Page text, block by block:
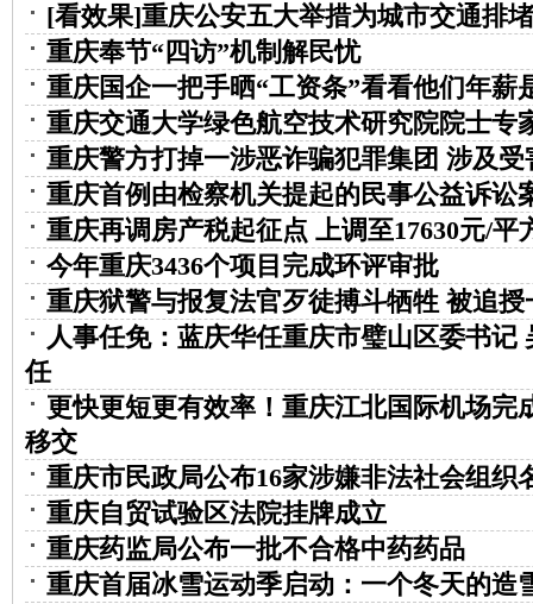
[看效果]重庆公安五大举措为城市交通排堵
重庆奉节“四访”机制解民忧
重庆国企一把手晒“工资条”看看他们年薪
重庆交通大学绿色航空技术研究院院士专
重庆警方打掉一涉恶诈骗犯罪集团 涉及受
重庆首例由检察机关提起的民事公益诉讼
重庆再调房产税起征点 上调至17630元/平
今年重庆3436个项目完成环评审批
重庆狱警与报复法官歹徒搏斗牺牲 被追授
人事任免：蓝庆华任重庆市璧山区委书记
任
更快更短更有效率！重庆江北国际机场完
移交
重庆市民政局公布16家涉嫌非法社会组织
重庆自贸试验区法院挂牌成立
重庆药监局公布一批不合格中药药品
重庆首届冰雪运动季启动：一个冬天的造